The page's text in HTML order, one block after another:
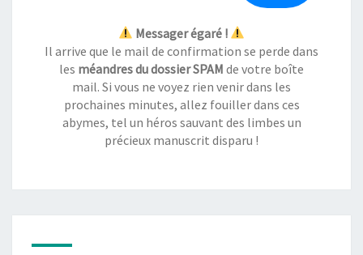
Messager égaré !
Il arrive que le mail de confirmation se perde dans
les méandres du dossier SPAM de votre boîte
mail. Si vous ne voyez rien venir dans les
prochaines minutes, allez fouiller dans ces
abymes, tel un héros sauvant des limbes un
précieux manuscrit disparu !